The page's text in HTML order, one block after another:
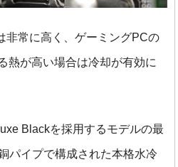
非常に高く、ゲーミングPCの
熱が高い場合は冷却が有効に
Blackを採用するモデルの最
パイプで構成された本格水冷